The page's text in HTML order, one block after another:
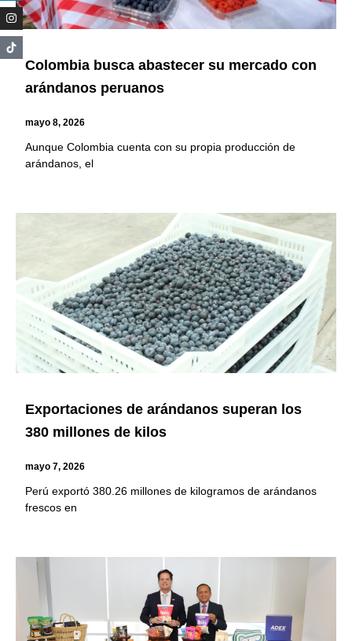
Colombia busca abastecer su mercado con
arándanos peruanos
mayo 8, 2026
Aunque Colombia cuenta con su propia producción de
arándanos, el
Exportaciones de arándanos superan los
380 millones de kilos
mayo 7, 2026
Perú exportó 380.26 millones de kilogramos de arándanos
frescos en